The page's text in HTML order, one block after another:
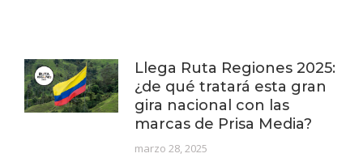
Llega Ruta Regiones 2025:
¿de qué tratará esta gran
gira nacional con las
marcas de Prisa Media?
marzo 28, 2025